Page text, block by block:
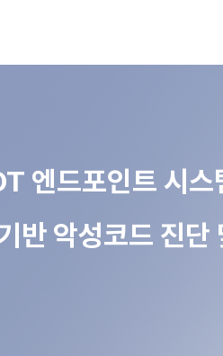
드포인트 시스
반 악성코드 진